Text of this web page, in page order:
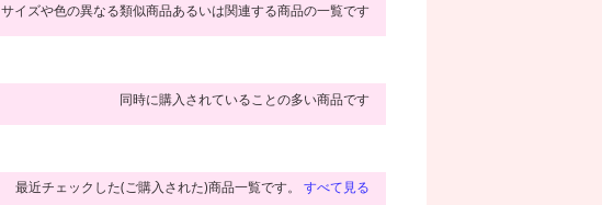
サイズや色の異なる類似商品あるいは関連する商品の一覧です
同時に購入されていることの多い商品です
最近チェックした(ご購入された)商品一覧です。 すべて見る